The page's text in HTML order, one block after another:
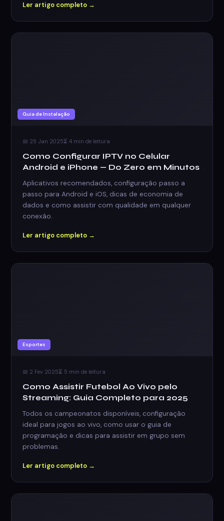
Ler artigo completo →
Guia de Instalação
📅 25 Jan 2025⏳ 4 min de leitura
Como Configurar IPTV no Celular
Android e iPhone — Do Zero em Minutos
Aplicativos recomendados, configuração passo a
passo para Android e iOS, dicas de economia de
dados e como assistir com qualidade em qualquer
conexão.
Ler artigo completo →
Esportes
📅 2 Fev 2025⏳ 5 min de leitura
Como Assistir Futebol Ao Vivo pelo
Streaming: Guia Completo para 2025
Todos os campeonatos disponíveis, configuração
ideal para jogos ao vivo, como usar o guia de
programação e dicas para assistir em grupo sem
problemas.
Ler artigo completo →